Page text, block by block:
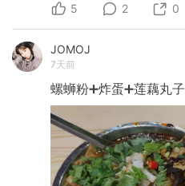
5 2 0
JOMOJ
7天前
螺蛳粉➕炸蛋➕莲藕丸子